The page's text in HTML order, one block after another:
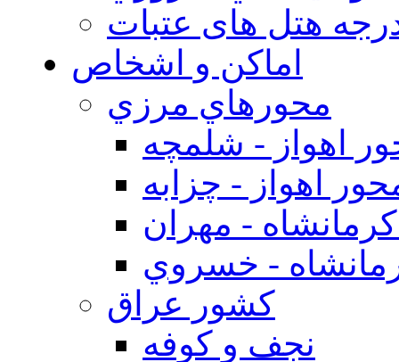
هتل های عتبات
اماکن و اشخاص
محورهاي مرزي
اهواز - شلمچه
اهواز - چزابه
- مهران
- خسروي
كشور عراق
نجف و كوفه